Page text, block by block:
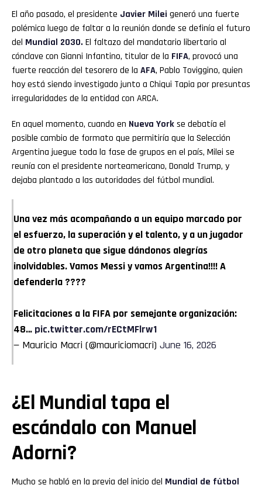
El año pasado, el presidente Javier Milei generó una fuerte
polémica luego de faltar a la reunión donde se definía el futuro
del Mundial 2030. El faltazo del mandatario libertario al
cónclave con Gianni Infantino, titular de la FIFA, provocó una
fuerte reacción del tesorero de la AFA, Pablo Toviggino, quien
hoy está siendo investigado junto a Chiqui Tapia por presuntas
irregularidades de la entidad con ARCA.
En aquel momento, cuando en Nueva Yorkse debatía el
posible cambio de formato que permitiría que la Selección
Argentina juegue toda la fase de grupos en el país, Milei se
reunía con el presidente norteamericano, Donald Trump, y
dejaba plantado a las autoridades del fútbol mundial.
Una vez más acompañando a un equipo marcado por
el esfuerzo, la superación y el talento, y a un jugador
de otro planeta que sigue dándonos alegrías
inolvidables. Vamos Messi y vamos Argentina!!!! A
defenderla ????
Felicitaciones a la FIFA por semejante organización:
48… pic.twitter.com/rECtMFlrw1
— Mauricio Macri (@mauriciomacri) June 16, 2026
¿El Mundial tapa el
escándalo con Manuel
Adorni?
Mucho se habló en la previa del inicio del Mundial de fútbol